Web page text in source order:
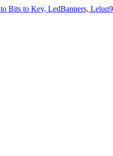
Bits to Key, LedBanners,